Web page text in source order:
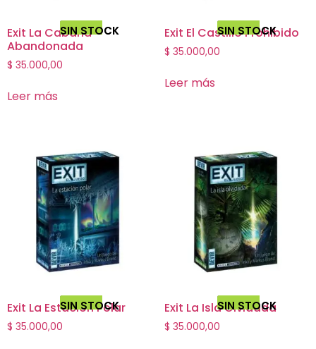
SIN STOCK
Exit La Cabaña
Abandonada
$ 35.000,00
Leer más
SIN STOCK
Exit El Castillo Prohibido
$ 35.000,00
Leer más
SIN STOCK
Exit La Estación Polar
$ 35.000,00
SIN STOCK
Exit La Isla Olvidada
$ 35.000,00